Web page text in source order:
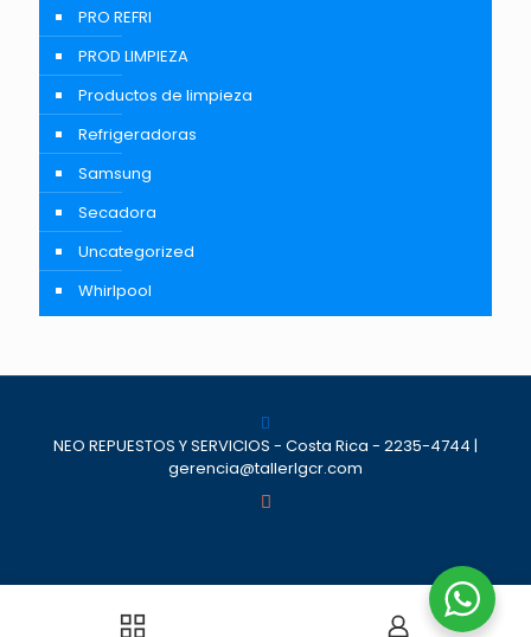
PRO REFRI
PROD LIMPIEZA
Productos de limpieza
Refrigeradoras
Samsung
Secadora
Uncategorized
Whirlpool
NEO REPUESTOS Y SERVICIOS - Costa Rica - 2235-4744 |
gerencia@tallerlgcr.com